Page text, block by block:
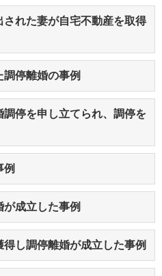
れた妻が自宅不動産を取得
停離婚の事例
停を申し立てられ、調停を
例
成立した事例
し調停離婚が成立した事例